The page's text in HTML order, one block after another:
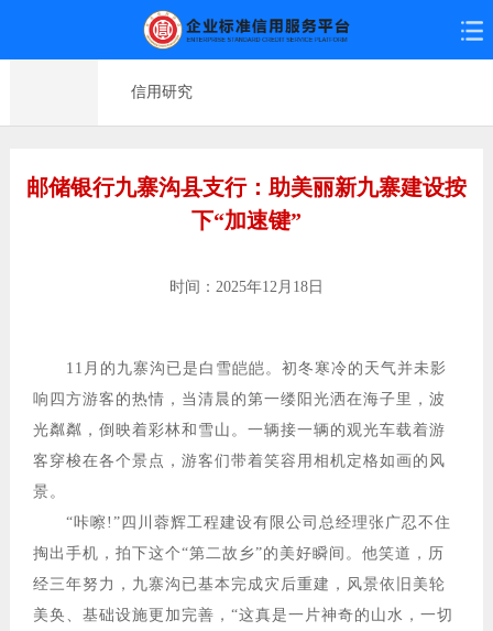
信用研究
邮储银行九寨沟县支行：助美丽新九寨建设按
下“加速键”
时间：2025年12月18日
11月的九寨沟已是白雪皑皑。初冬寒冷的天气并未影
响四方游客的热情，当清晨的第一缕阳光洒在海子里，波
光粼粼，倒映着彩林和雪山。一辆接一辆的观光车载着游
客穿梭在各个景点，游客们带着笑容用相机定格如画的风
景。
“咔嚓!”四川蓉辉工程建设有限公司总经理张广忍不住
掏出手机，拍下这个“第二故乡”的美好瞬间。他笑道，历
经三年努力，九寨沟已基本完成灾后重建，风景依旧美轮
美奂、基础设施更加完善，“这真是一片神奇的山水，一切